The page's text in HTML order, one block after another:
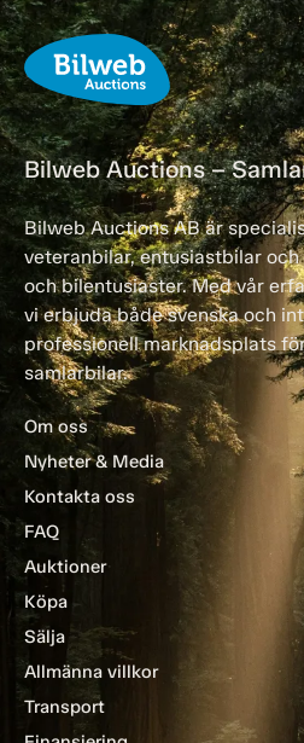
Bilweb Auctions –
Bilweb Auctions AB är
veteranbilar, entusiastbilar
och bilentusiaster. Med vår
vi erbjuda både svenska och
professionell marknadsplats
samlarbilar.
Om oss
Nyheter & Media
Kontakta oss
FAQ
Auktioner
Köpa
Sälja
Allmänna villkor
Transport